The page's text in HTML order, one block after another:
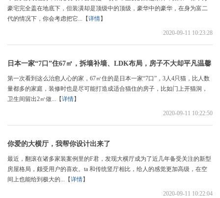
豪宅完全盖在地底下，但装潢却是顶级中的顶级，豪华中的豪华，在身为富二
代的情况下，你会考虑把它...【详情】
2020-09-11 10:23:28
日本一家“7口”住67㎡，拆墙补墙、LDK布局，房子不大却平凡温馨
第一次看到这么治愈人心的家，67㎡住的是日本一家“7口”，3人4只猫，比人数
量都多的家庭，装修时也是尽可能打造成适合猫住的房子，比如门上开猫洞，
卫生间留出2㎡做...【详情】
2020-09-11 10:22:50
你爱的大横厅，我帮你设计出来了
最近，翻滚在诸多家装案例里的F君，发现大横厅成为了近几年备受关注的新型
房屋格局，颇受用户的喜欢。ta 和传统竖厅相比，给人的感觉更加高级，在空
间上也能给到极大的...【详情】
2020-09-11 10:22:04